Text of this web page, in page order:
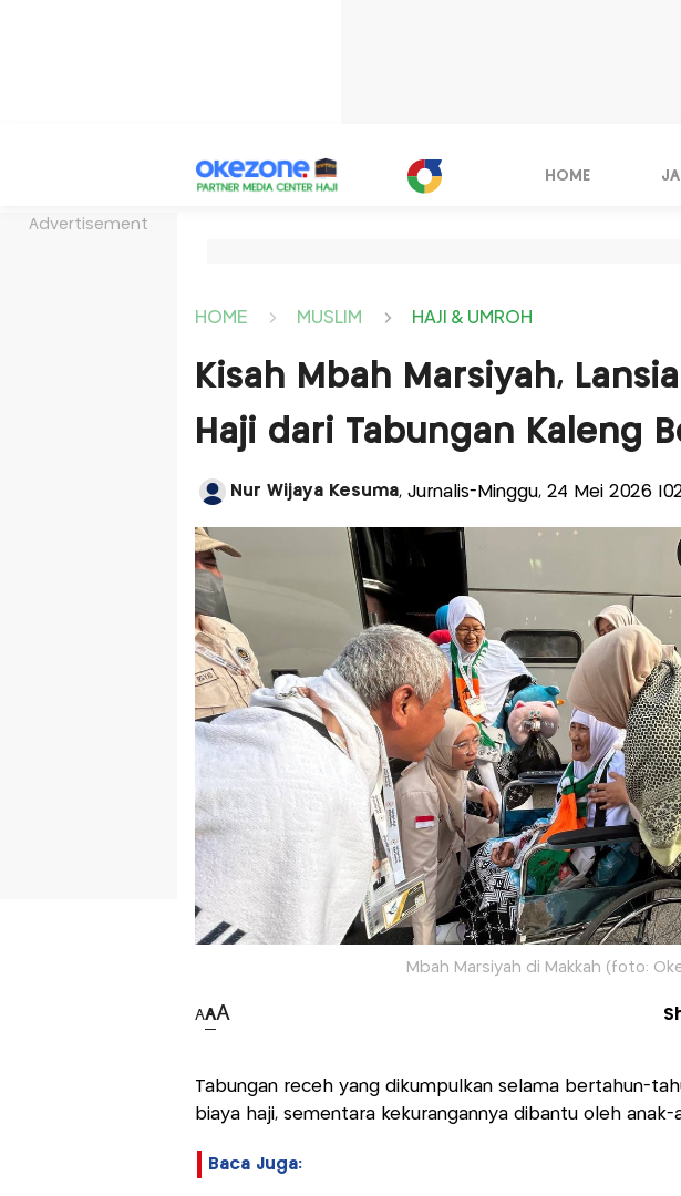
Advertisement
HOME
HOME MUSLIM HAJI & UMROH
Kisah Mbah Marsiyah,
Haji dari Tabungan Kaleng
Nur Wijaya Kesuma, Jurnalis-Minggu, 24 Mei 2026
Mbah Marsiyah di Makkah (foto:
AAA
Tabungan receh yang dikumpulkan selama bertahun-
biaya haji, sementara kekurangannya dibantu oleh anak-
Baca Juga: